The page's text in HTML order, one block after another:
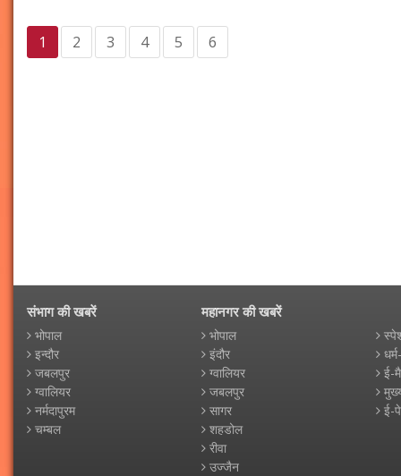
1 2 3 4 5 6
संभाग की खबरें
भोपाल
इन्दौर
जबलपुर
ग्वालियर
नर्मदापुरम
चम्बल
महानगर की खबरें
भोपाल
इंदौर
ग्वालियर
जबलपुर
सागर
शहडोल
रीवा
उज्जैन
ई-
ई-